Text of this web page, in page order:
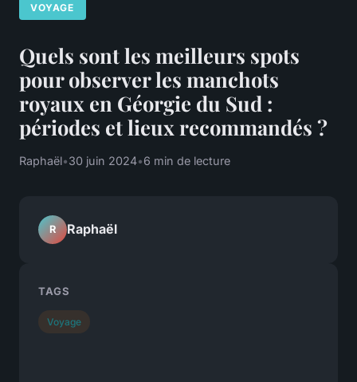
VOYAGE
Quels sont les meilleurs spots
pour observer les manchots
royaux en Géorgie du Sud :
périodes et lieux recommandés ?
Raphaël•30 juin 2024•6 min de lecture
R Raphaël
TAGS
Voyage